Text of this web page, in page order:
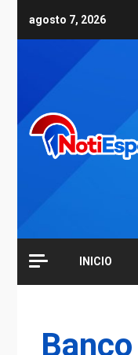
agosto 7, 2026
INICIO